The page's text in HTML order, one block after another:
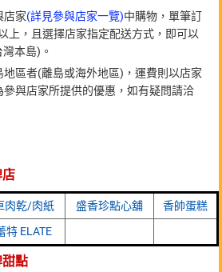
店家(詳見參與店家一覽)中購物，單筆訂
上，且選擇店家指定配送方式，即可以
本島)。
區者(離島或海外地區)，運費則以店家
與店家所提供的優惠，如有疑問請洽
肉乾/肉紙 盛香珍點心舖
香帥蛋糕
特 ELATE
點